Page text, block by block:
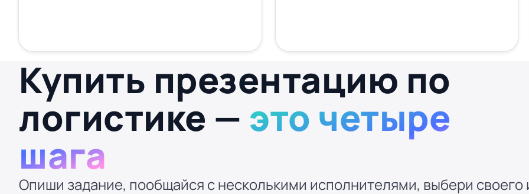
Купить презентацию по
логистике — это четыре
шага
Опиши задание, пообщайся с несколькими исполнителями, выбери своего